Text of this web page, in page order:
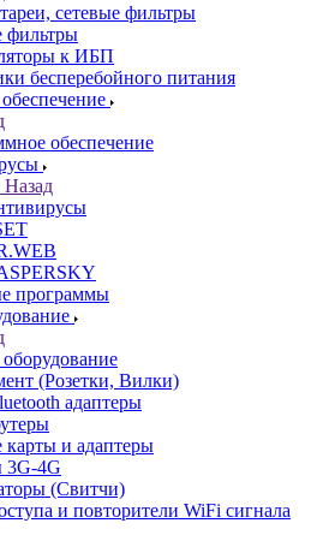
сетевые фильтры
фильтры
к ИБП
бесперебойного питания
обеспечение
Назад
программы
(Розетки, Вилки)
адаптеры
карты и адаптеры
4G
(Свитчи)
и повторители WiFi сигнала